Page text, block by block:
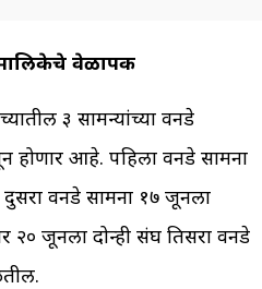
वेळापत्रक
३ सामन्यांच्या वनडे
होणार आहे. पहिला वनडे सामना
वनडे सामना १७ जूनला
जूनला दोन्ही संघ तिसरा वनडे